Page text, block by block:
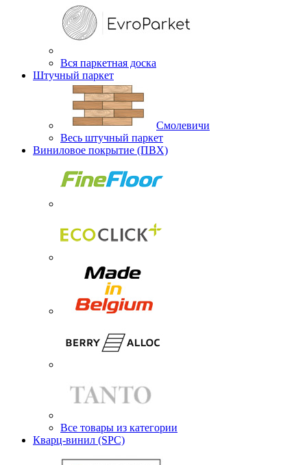
Вся паркетная доска
Штучный паркет
Смолевичи
Весь штучный паркет
Виниловое покрытие (ПВХ)
Все товары из категории
Кварц-винил (SPC)